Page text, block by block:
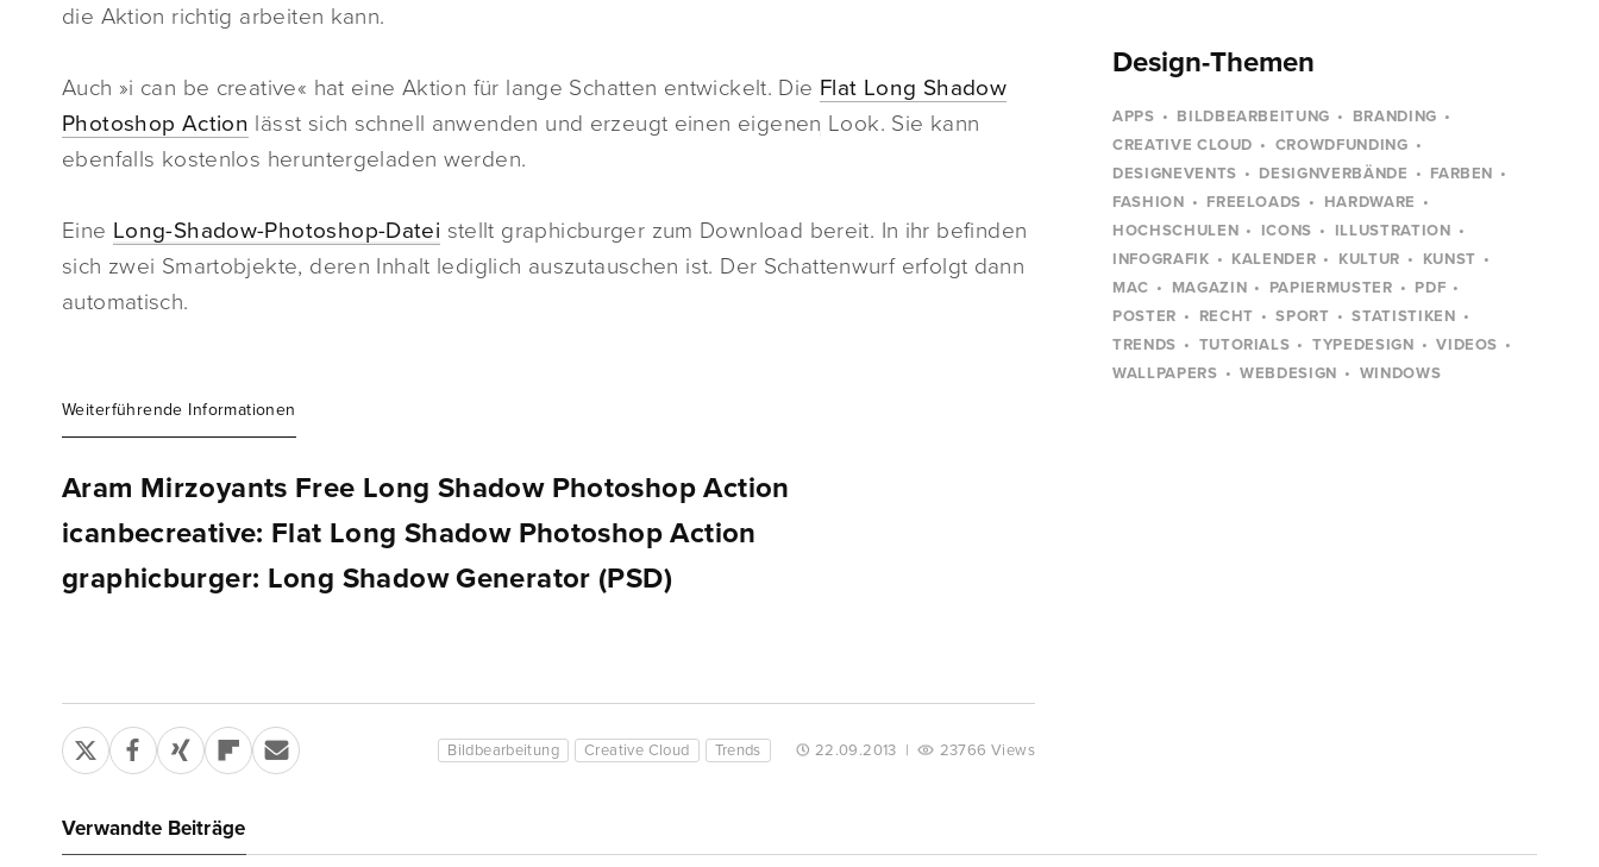
die Aktion richtig arbeiten kann.
Auch »i can be creative« hat eine Aktion für lange Schatten entwickelt. Die Flat Long Shadow
Photoshop Action lässt sich schnell anwenden und erzeugt einen eigenen Look. Sie kann
ebenfalls kostenlos heruntergeladen werden.
Eine Long-Shadow-Photoshop-Datei stellt graphicburger zum Download bereit. In ihr befinden
sich zwei Smartobjekte, deren Inhalt lediglich auszutauschen ist. Der Schattenwurf erfolgt dann
automatisch.
Weiterführende Informationen
Aram Mirzoyants Free Long Shadow Photoshop Action
icanbecreative: Flat Long Shadow Photoshop Action
graphicburger: Long Shadow Generator (PSD)
Bildbearbeitung Creative Cloud Trends 22.09.2013 | 23766 Views
Design-Themen
APPS BILDBEARBEITUNG
BRANDING
CREATIVE CLOUD
CROWDFUNDING
DESIGNEVENTS
DESIGNVERBÄNDE
FARBEN
FASHION
FREELOADS
HARDWARE
HOCHSCHULEN
ICONS
ILLUSTRATION
INFOGRAFIK
KALENDER KULTUR
KUNST
MAC
MAGAZIN PAPIERMUSTER
PDF
POSTER
RECHT SPORT
STATISTIKEN
TRENDS
TUTORIALS TYPEDESIGN
VIDEOS
WALLPAPERS
WEBDESIGN WINDOWS
Verwandte Beiträge